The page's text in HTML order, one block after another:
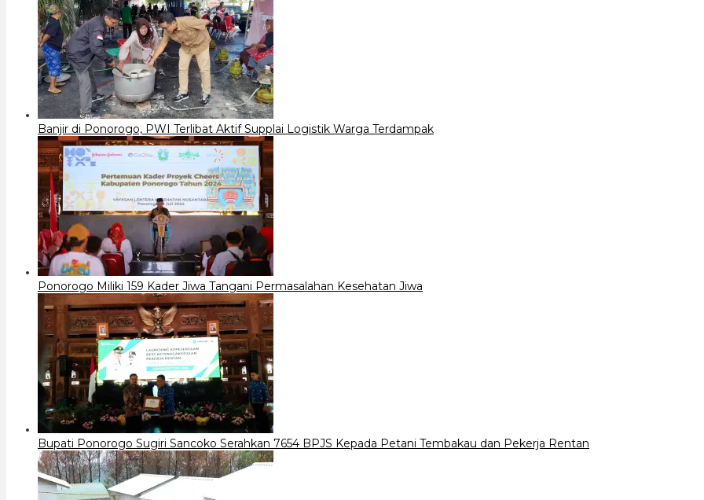
Banjir di Ponorogo, PWI Terlibat Aktif Supplai Logistik Warga Terdampak
Ponorogo Miliki 159 Kader Jiwa Tangani Permasalahan Kesehatan Jiwa
Bupati Ponorogo Sugiri Sancoko Serahkan 7654 BPJS Kepada Petani Tembakau dan Pekerja Rentan